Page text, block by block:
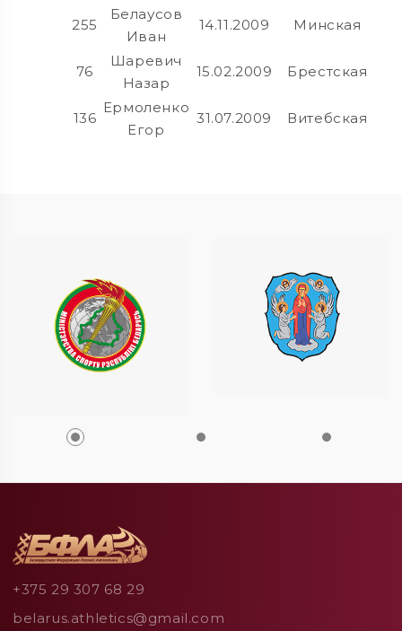
255
Белаусов
Иван
14.11.2009 Минская
76
Шаревич
Назар
15.02.2009 Брестская
136
Ермоленко
Егор
31.07.2009 Витебская
+375 29 307 68 29
belarus.athletics@gmail.com